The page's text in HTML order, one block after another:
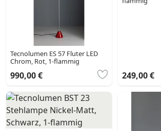
Tecnolumen ES 57 Fluter LED
Chrom, Rot, 1-flammig
990,00 € 249,00 €